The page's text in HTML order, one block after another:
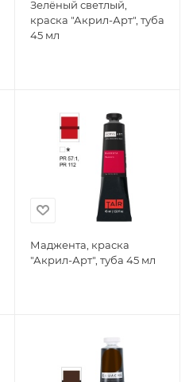
Зелёный светлый,
краска "Акрил-Арт", туба
45 мл
Маджента, краска
"Акрил-Арт", туба 45 мл